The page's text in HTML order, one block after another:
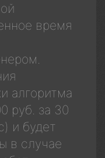
время
алгоритма
руб. за 30
и будет
в случае